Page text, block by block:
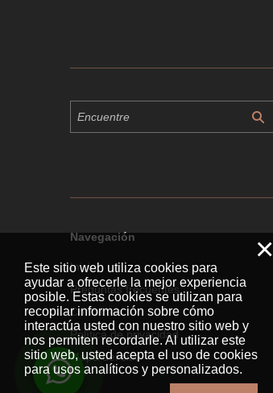
Navegación
Inicio
Preguntas frecuentes
Contactos
Política de privacidad
Mapa del sitio
×
Este sitio web utiliza cookies para
ayudar a ofrecerle la mejor experiencia
posible. Estas cookies se utilizan para
recopilar información sobre cómo
interactúa usted con nuestro sitio web y
nos permiten recordarle. Al utilizar este
sitio web, usted acepta el uso de cookies
para usos analíticos y personalizados.